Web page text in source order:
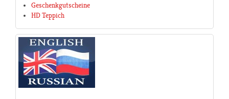
Geschenkgutscheine
HD Teppich